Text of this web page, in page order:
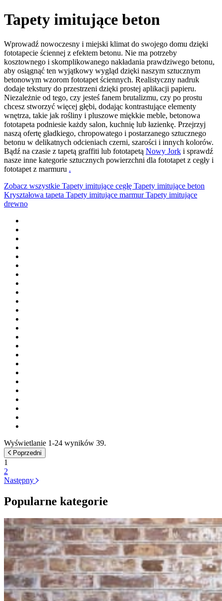
Tapety imitujące beton
Wprowadź nowoczesny i miejski klimat do swojego domu dzięki
fototapecie ściennej z efektem betonu. Nie ma potrzeby
kosztownego i skomplikowanego nakładania prawdziwego betonu,
aby osiągnąć ten wyjątkowy wygląd dzięki naszym sztucznym
betonowym wzorom fototapet ściennych. Realistyczny nadruk
dodaje tekstury do przestrzeni dzięki prostej aplikacji papieru.
Niezależnie od tego, czy jesteś fanem brutalizmu, czy po prostu
chcesz stworzyć więcej głębi, dodając kontrastujące elementy
wnętrza, takie jak rośliny i pluszowe miękkie meble, betonowa
fototapeta podniesie każdy salon, kuchnię lub łazienkę. Przejrzyj
naszą ofertę gładkiego, chropowatego i postarzanego sztucznego
betonu w delikatnych odcieniach czerni, szarości i innych kolorów.
Bądź na czasie z tapetą graffiti lub fototapetą Nowy Jork i sprawdź
nasze inne kategorie sztucznych powierzchni dla fototapet z cegły i
fototapet z marmuru .
Zobacz wszystkie Tapety imitujące cegłę Tapety imitujące beton
Kryształowa tapeta Tapety imitujące marmurTapety imitujące
drewno
Wyświetlanie 1-24 wyników 39.
Poprzedni
1
2
Następny
Popularne kategorie